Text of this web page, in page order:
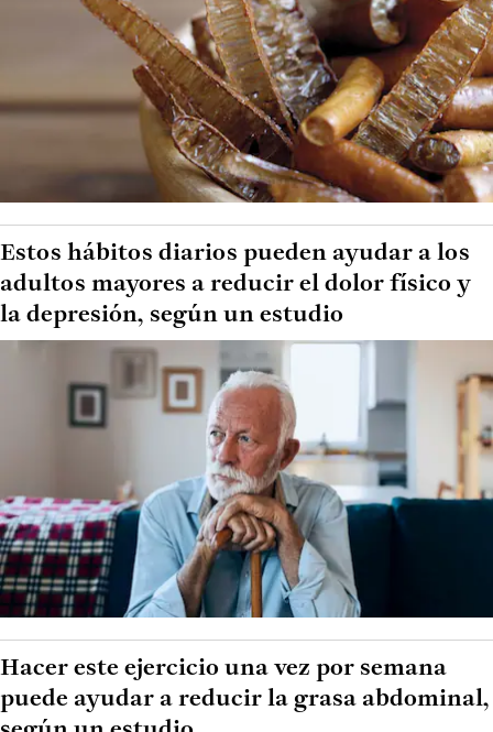
Estos hábitos diarios pueden ayudar a los
adultos mayores a reducir el dolor físico y
la depresión, según un estudio
Hacer este ejercicio una vez por semana
puede ayudar a reducir la grasa abdominal,